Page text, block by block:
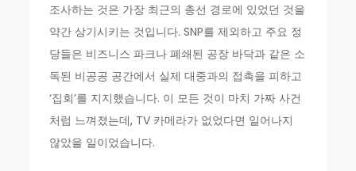
조사하는 것은 가장 최근의 총선 경로에 있었던 것을
약간 상기시키는 것입니다. SNP를 제외하고 주요 정
당들은 비즈니스 파크나 폐쇄된 공장 바닥과 같은 소
독된 비공공 공간에서 실제 대중과의 접촉을 피하고
‘집회’를 지지했습니다. 이 모든 것이 마치 가짜 사건
처럼 느껴졌는데, TV 카메라가 없었다면 일어나지
않았을 일이었습니다.